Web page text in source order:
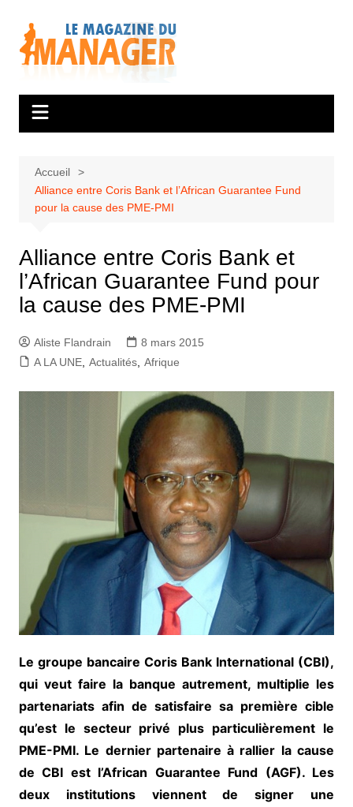
contenu
Accueil
Alliance entre Coris Bank et l’African Guarantee Fund
pour la cause des PME-PMI
Alliance entre Coris Bank et
l’African Guarantee Fund pour
la cause des PME-PMI
Aliste Flandrain
8 mars 2015
A LA UNE, Actualités, Afrique
Le groupe bancaire Coris Bank International (CBI),
qui veut faire la banque autrement, multiplie les
partenariats afin de satisfaire sa première cible
qu’est le secteur privé plus particulièrement le
PME-PMI. Le dernier partenaire à rallier la cause
de CBI est l’African Guarantee Fund (AGF). Les
deux institutions viennent de signer une